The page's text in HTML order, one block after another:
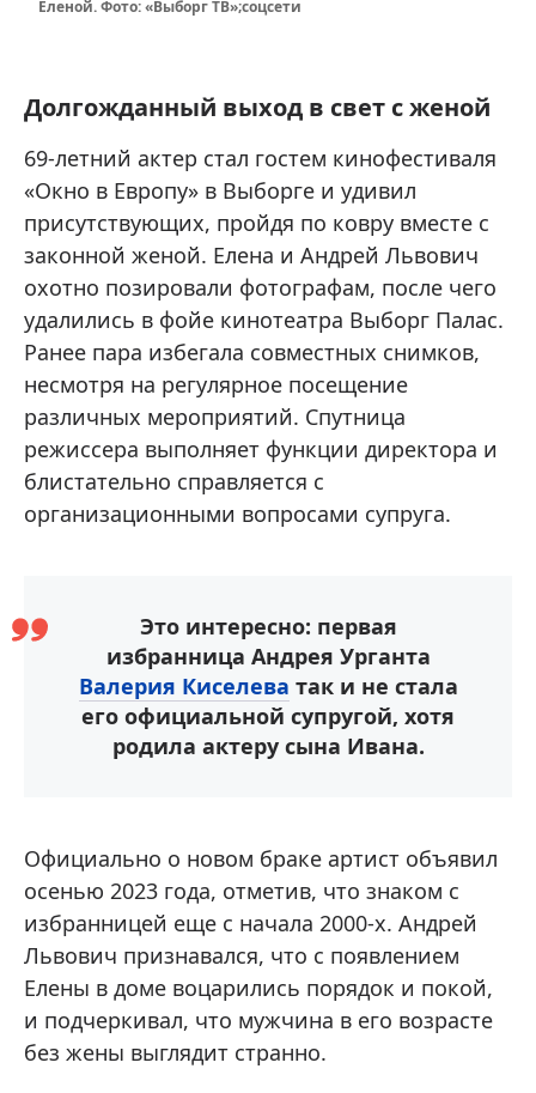
Еленой. Фото: «Выборг ТВ»;соцсети
Долгожданный выход в свет с женой
69-летний актер стал гостем кинофестиваля
«Окно в Европу» в Выборге и удивил
присутствующих, пройдя по ковру вместе с
законной женой. Елена и Андрей Львович
охотно позировали фотографам, после чего
удалились в фойе кинотеатра Выборг Палас.
Ранее пара избегала совместных снимков,
несмотря на регулярное посещение
различных мероприятий. Спутница
режиссера выполняет функции директора и
блистательно справляется с
организационными вопросами супруга.
Это интересно: первая
избранница Андрея Урганта
Валерия Киселева так и не стала
его официальной супругой, хотя
родила актеру сына Ивана.
Официально о новом браке артист объявил
осенью 2023 года, отметив, что знаком с
избранницей еще с начала 2000-х. Андрей
Львович признавался, что с появлением
Елены в доме воцарились порядок и покой,
и подчеркивал, что мужчина в его возрасте
без жены выглядит странно.